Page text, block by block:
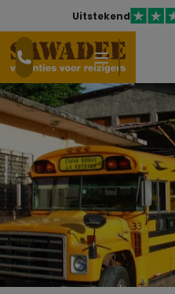
Uitstekend